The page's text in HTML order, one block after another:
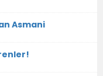
Asmani